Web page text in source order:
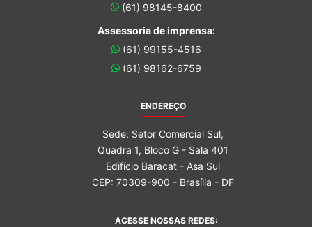
(61) 98145-8400
Assessoria de imprensa:
(61) 99155-4516
(61) 98162-6759
ENDEREÇO
Sede: Setor Comercial Sul,
Quadra 1, Bloco G - Sala 401
Edifício Baracat - Asa Sul
CEP: 70309-900 - Brasília - DF
ACESSE NOSSAS REDES: